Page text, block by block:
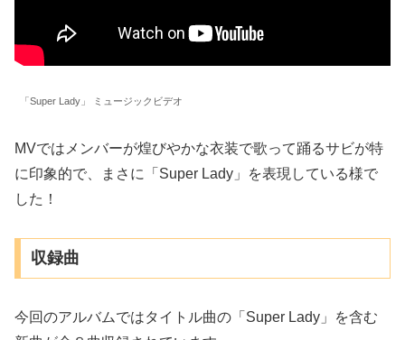
「Super Lady」 ミュージックビデオ
MVではメンバーが煌びやかな衣装で歌って踊るサビが特
に印象的で、まさに「Super Lady」を表現している様で
した！
収録曲
今回のアルバムではタイトル曲の「Super Lady」を含む